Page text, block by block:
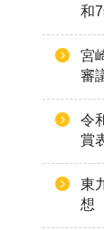
和
宮
審
令
賞
東
想